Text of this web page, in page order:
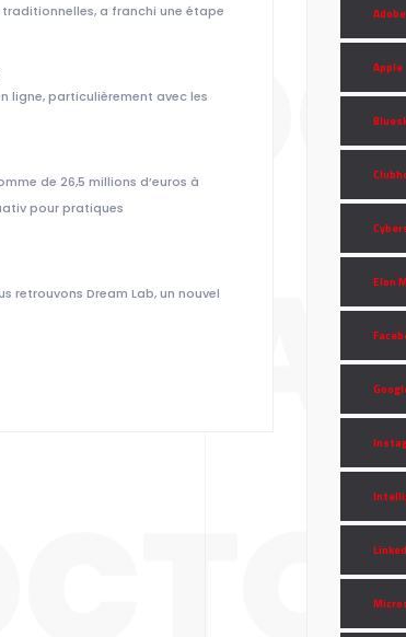
a franchi une étape
ligne, particulièrement avec les
de 26,5 millions d’euros à
pour pratiques
retrouvons Dream Lab, un nouvel
Adobe
Apple
Elon